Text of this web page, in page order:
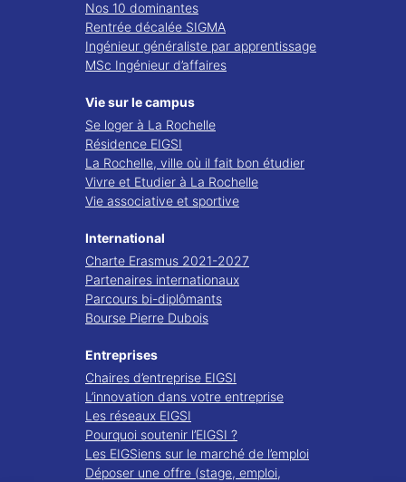
Nos 10 dominantes
Rentrée décalée SIGMA
Ingénieur généraliste par apprentissage
MSc Ingénieur d’affaires
Vie sur le campus
Se loger à La Rochelle
Résidence EIGSI
La Rochelle, ville où il fait bon étudier
Vivre et Etudier à La Rochelle
Vie associative et sportive
International
Charte Erasmus 2021-2027
Partenaires internationaux
Parcours bi-diplômants
Bourse Pierre Dubois
Entreprises
Chaires d’entreprise EIGSI
L’innovation dans votre entreprise
Les réseaux EIGSI
Pourquoi soutenir l’EIGSI ?
Les EIGSiens sur le marché de l’emploi
Déposer une offre (stage, emploi,